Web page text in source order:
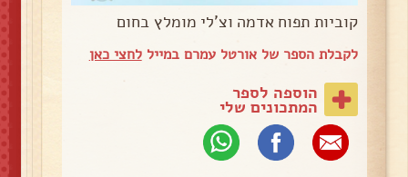
קוביות תפוח אדמה וצ'לי מומלץ בחום
לקבלת הספר של אורטל עמרם במייללחצי כאן
הוספה לספר
המתכונים שלי